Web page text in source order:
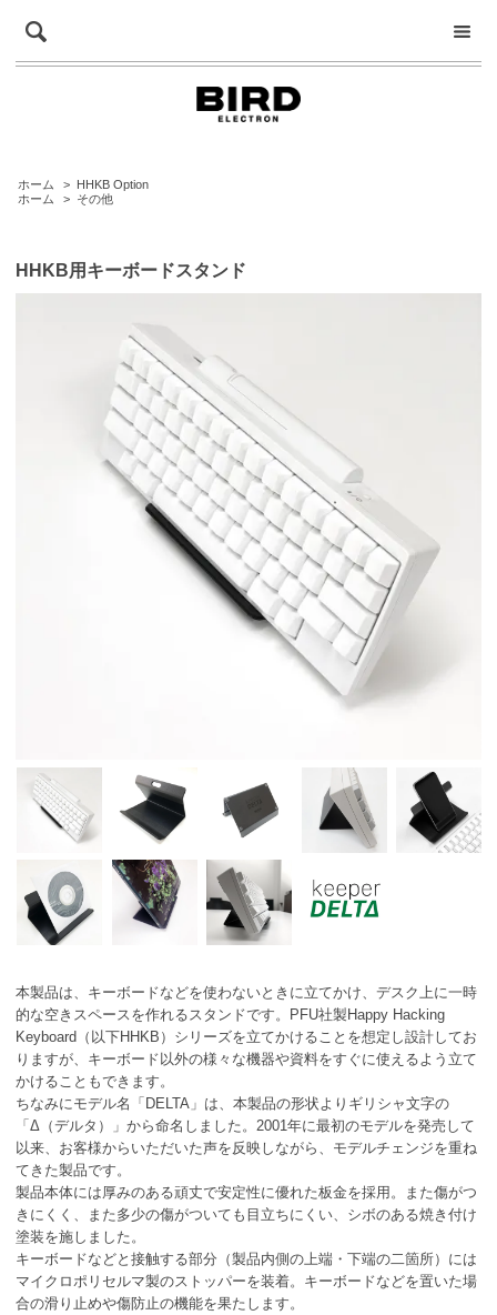
ホーム > HHKB Option
ホーム
> その他
HHKB用キーボードスタンド
本製品は、キーボードなどを使わないときに立てかけ、デスク上に一時
的な空きスペースを作れるスタンドです。PFU社製Happy Hacking
Keyboard（以下HHKB）シリーズを立てかけることを想定し設計してお
りますが、キーボード以外の様々な機器や資料をすぐに使えるよう立て
かけることもできます。
ちなみにモデル名「DELTA」は、本製品の形状よりギリシャ文字の
「Δ（デルタ）」から命名しました。2001年に最初のモデルを発売して
以来、お客様からいただいた声を反映しながら、モデルチェンジを重ね
てきた製品です。
製品本体には厚みのある頑丈で安定性に優れた板金を採用。また傷がつ
きにくく、また多少の傷がついても目立ちにくい、シボのある焼き付け
塗装を施しました。
キーボードなどと接触する部分（製品内側の上端・下端の二箇所）には
マイクロポリセルマ製のストッパーを装着。キーボードなどを置いた場
合の滑り止めや傷防止の機能を果たします。